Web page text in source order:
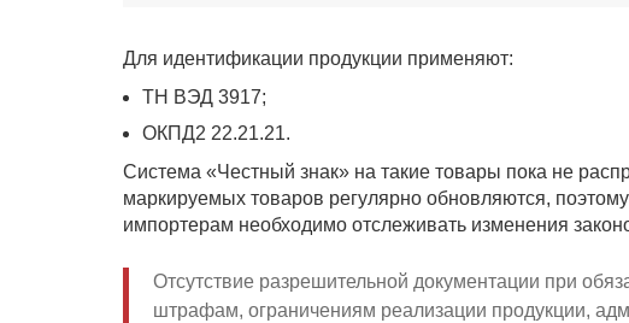
Для идентификации продукции применяют:
ТН ВЭД 3917;
ОКПД2 22.21.21.
Система «Честный знак» на такие товары пока не
маркируемых товаров регулярно обновляются,
импортерам необходимо отслеживать изменения
Отсутствие разрешительной документации при
штрафам, ограничениям реализации продукции,